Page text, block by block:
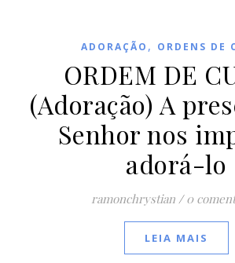
ADORAÇÃO , ORDENS DE
ORDEM DE
(Adoração) A
Senhor nos
adorá-lo
ramonchrystian / 0
LEIA MAIS